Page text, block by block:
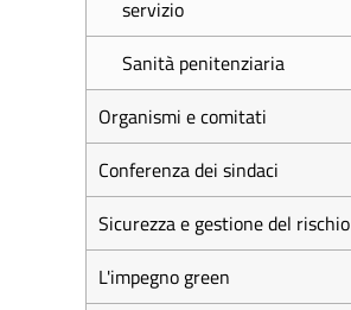
servizio
Sanità penitenziaria
Organismi e comitati
Conferenza dei sindaci
Sicurezza e gestione del rischio
L'impegno green